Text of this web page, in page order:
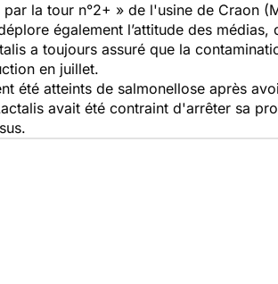
la tour n°2+ » de l'usine de Craon
également l’attitude des médias,
a toujours assuré que la
en juillet.
été atteints de salmonellose après
avait été contraint d'arrêter sa